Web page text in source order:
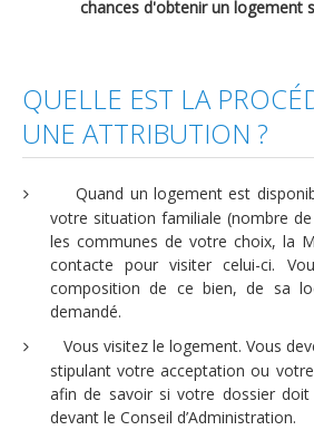
chances d'obtenir un logement
QUELLE EST LA
UNE ATTRIBUTION ?
Quand un logement est
votre situation familiale (nombre
les communes de votre choix, la
contacte pour visiter celui-ci.
composition de ce bien, de sa
demandé.
Vous visitez le logement. Vous
stipulant votre acceptation ou
afin de savoir si votre dossier
devant le Conseil d’Administration.